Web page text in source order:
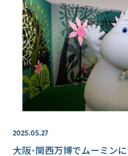
2025.05.27
大阪･関西万博でムーミン